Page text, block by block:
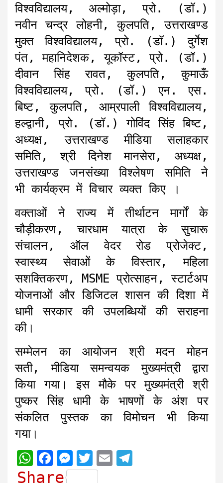
विश्वविद्यालय, अल्मोड़ा, प्रो. (डॉ.)
नवीन चन्द्र लोहनी, कुलपति, उत्तराखण्ड
मुक्त विश्वविद्यालय, प्रो. (डॉ.) दुर्गेश
पंत, महानिदेशक, यूकॉस्ट, प्रो. (डॉ.)
दीवान सिंह रावत, कुलपति, कुमाऊँ
विश्वविद्यालय, प्रो. (डॉ.) एन. एस.
बिष्ट, कुलपति, आम्रपाली विश्वविद्यालय,
हल्द्वानी, प्रो. (डॉ.) गोविंद सिंह बिष्ट,
अध्यक्ष, उत्तराखण्ड मीडिया सलाहकार
समिति, श्री दिनेश मानसेरा, अध्यक्ष,
उत्तराखण्ड जनसंख्या विश्लेषण समिति ने
भी कार्यक्रम में विचार व्यक्त किए ।
वक्ताओं ने राज्य में तीर्थाटन मार्गों के
चौड़ीकरण, चारधाम यात्रा के सुचारू
संचालन, ऑल वेदर रोड प्रोजेक्ट,
स्वास्थ्य सेवाओं के विस्तार, महिला
सशक्तिकरण, MSME प्रोत्साहन, स्टार्टअप
योजनाओं और डिजिटल शासन की दिशा में
धामी सरकार की उपलब्धियों की सराहना
की।
सम्मेलन का आयोजन श्री मदन मोहन
सती, मीडिया समन्वयक मुख्यमंत्री द्वारा
किया गया। इस मौके पर मुख्यमंत्री श्री
पुष्कर सिंह धामी के भाषणों के अंश पर
संकलित पुस्तक का विमोचन भी किया
गया।
W
h
F
a
M
e
T
w
E
Share